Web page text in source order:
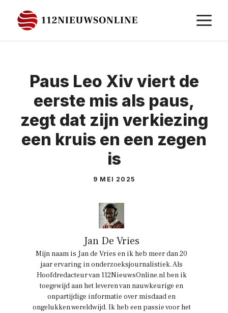
naar
de
Paus Leo Xiv viert de
eerste mis als paus,
zegt dat zijn verkiezing
een kruis en een zegen
is
9 MEI 2025
Jan De Vries
Mijn naam is Jan de Vries en ik heb meer dan 20
jaar ervaring in onderzoeksjournalistiek. Als
Hoofdredacteur van 112NieuwsOnline.nl ben ik
toegewijd aan het leveren van nauwkeurige en
onpartijdige informatie over misdaad en
ongelukken wereldwijd. Ik heb een passie voor het